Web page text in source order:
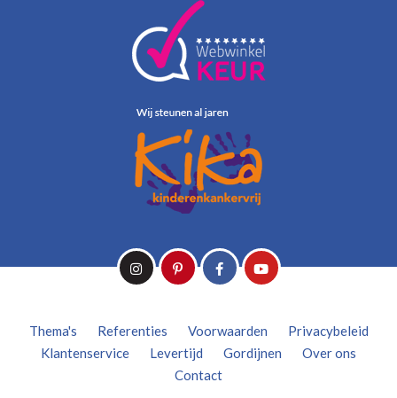
Thema's Referenties Voorwaarden
Privacybeleid
Klantenservice
Levertijd Gordijnen
Over ons
Contact